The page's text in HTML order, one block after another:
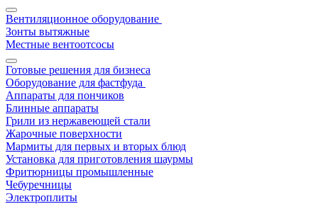
Вентиляционное оборудование
Зонты вытяжные
Местные вентоотсосы
Готовые решения для бизнеса
Оборудование для фастфуда
Аппараты для пончиков
Блинные аппараты
Грили из нержавеющей стали
Жарочные поверхности
Мармиты для первых и вторых блюд
Установка для приготовления шаурмы
Фритюрницы промышленные
Чебуречницы
Электроплиты